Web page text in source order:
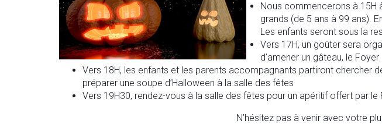
Nous commencerons à 15H
grands (de 5 ans à 99 ans).
Les enfants seront sous la
Vers 17H, un goûter sera
d’amener un gâteau, le
Vers 18H, les enfants et les parents accompagnants partiront chercher
préparer une soupe d’Halloween à la salle des fêtes
Vers 19H30, rendez-vous à la salle des fêtes pour un apéritif offert par
N’hésitez pas à venir avec votre